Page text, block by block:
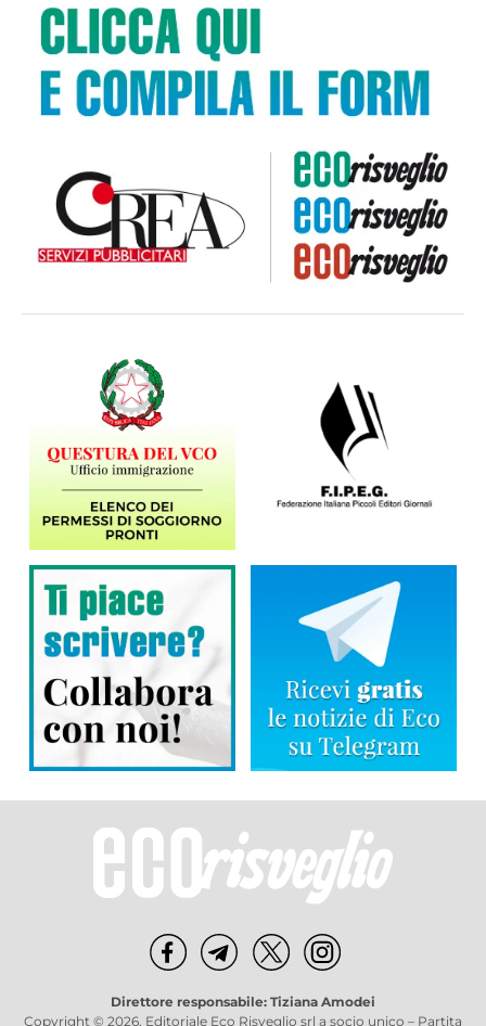
Direttore responsabile: Tiziana Amodei
Copyright © 2026, Editoriale Eco Risveglio srl a socio unico – Partita